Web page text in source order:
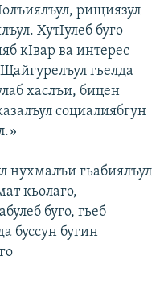
рищиязул
ХутIулеб буго
кIвар ва интерес
гьелда
хаслъи, бицен
социалиябгун
нухмалъи гьабиялъул
кьолаго,
буго, гьеб
буссун бугин